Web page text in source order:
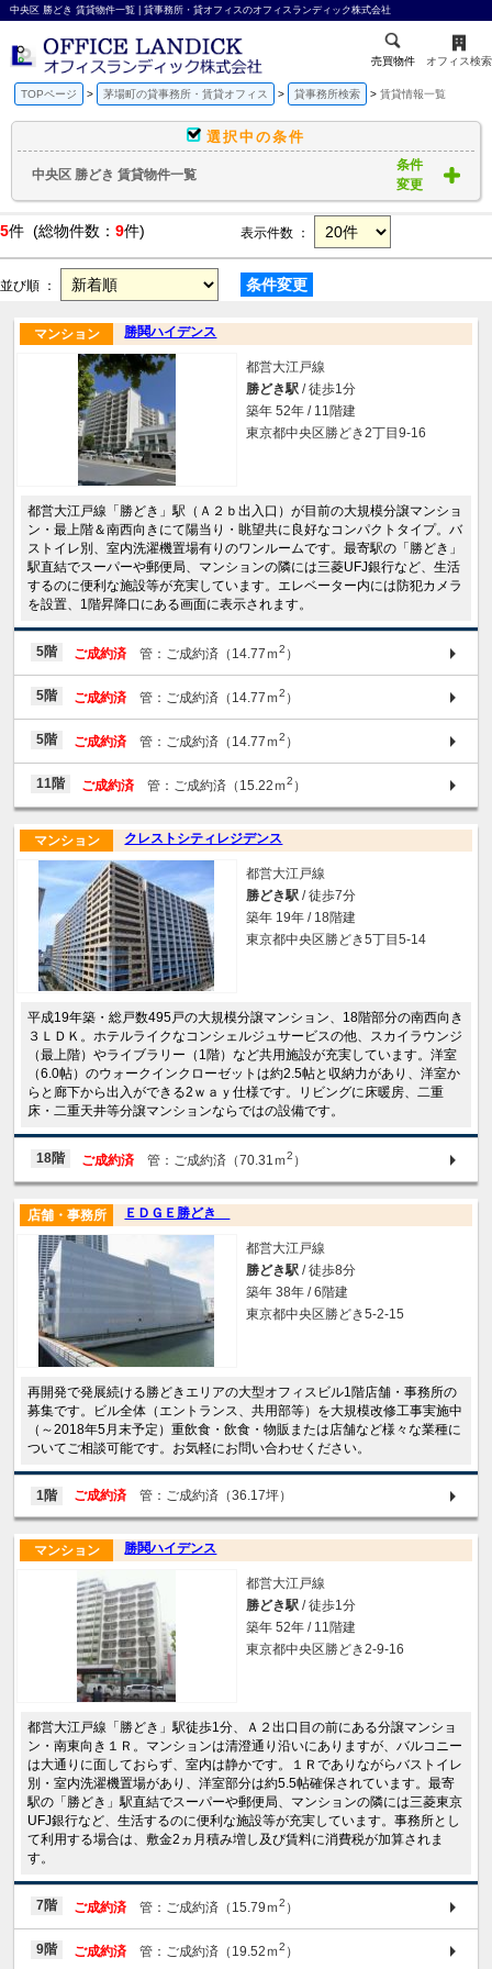
中央区 勝どき 賃貸物件一覧 | 貸事務所・貸オフィスのオフィスランディック株式会社
売買物件 オフィス検索
TOPページ 茅場町の貸事務所・賃貸オフィス 貸事務所検索 賃貸情報一覧
選択中の条件
中央区 勝どき 賃貸物件一覧
条件
変更
5件 (総物件数： 9件) 表示件数 ：
並び順 ： 条件変更
勝鬨ハイデンス
マンション
都営大江戸線
勝どき駅 / 徒歩1分
築年 52年 / 11階建
東京都中央区勝どき2丁目9-16
都営大江戸線「勝どき」駅（Ａ２ｂ出入口）が目前の大規模分譲マンショ
ン・最上階＆南西向きにて陽当り・眺望共に良好なコンパクトタイプ。バ
ストイレ別、室内洗濯機置場有りのワンルームです。最寄駅の「勝どき」
駅直結でスーパーや郵便局、マンションの隣には三菱UFJ銀行など、生活
するのに便利な施設等が充実しています。エレベーター内には防犯カメラ
を設置、1階昇降口にある画面に表示されます。
5階 ご成約済 管：ご成約済（14.77ｍ2 ）
5階 ご成約済 管：ご成約済（14.77ｍ2 ）
5階 ご成約済 管：ご成約済（14.77ｍ2 ）
11階 ご成約済 管：ご成約済（15.22ｍ2 ）
クレストシティレジデンス
マンション
都営大江戸線
勝どき駅 / 徒歩7分
築年 19年 / 18階建
東京都中央区勝どき5丁目5-14
平成19年築・総戸数495戸の大規模分譲マンション、18階部分の南西向き
３ＬＤＫ。ホテルライクなコンシェルジュサービスの他、スカイラウンジ
（最上階）やライブラリー（1階）など共用施設が充実しています。洋室
（6.0帖）のウォークインクローゼットは約2.5帖と収納力があり、洋室か
らと廊下から出入ができる2ｗａｙ仕様です。リビングに床暖房、二重
床・二重天井等分譲マンションならではの設備です。
18階 ご成約済 管：ご成約済（70.31ｍ2 ）
ＥＤＧＥ勝どき
店舗・事務所
都営大江戸線
勝どき駅 / 徒歩8分
築年 38年 / 6階建
東京都中央区勝どき5-2-15
再開発で発展続ける勝どきエリアの大型オフィスビル1階店舗・事務所の
募集です。ビル全体（エントランス、共用部等）を大規模改修工事実施中
（～2018年5月末予定）重飲食・飲食・物販または店舗など様々な業種に
ついてご相談可能です。お気軽にお問い合わせください。
1階 ご成約済 管：ご成約済（36.17坪）
勝鬨ハイデンス
マンション
都営大江戸線
勝どき駅 / 徒歩1分
築年 52年 / 11階建
東京都中央区勝どき2-9-16
都営大江戸線「勝どき」駅徒歩1分、Ａ２出口目の前にある分譲マンショ
ン・南東向き１Ｒ。マンションは清澄通り沿いにありますが、バルコニー
は大通りに面しておらず、室内は静かです。１Ｒでありながらバストイレ
別・室内洗濯機置場があり、洋室部分は約5.5帖確保されています。最寄
駅の「勝どき」駅直結でスーパーや郵便局、マンションの隣には三菱東京
UFJ銀行など、生活するのに便利な施設等が充実しています。事務所とし
て利用する場合は、敷金2ヵ月積み増し及び賃料に消費税が加算されま
す。
7階 ご成約済 管：ご成約済（15.79ｍ2 ）
9階 ご成約済 管：ご成約済（19.52ｍ2 ）